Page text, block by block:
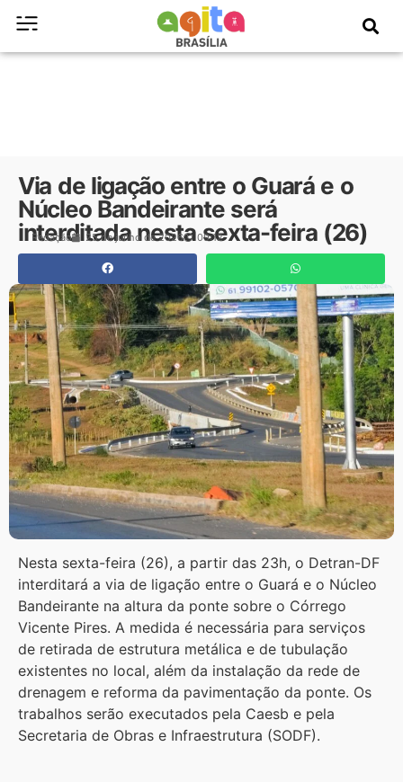
Via de ligação entre o Guará e o
Núcleo Bandeirante será
interditada nesta sexta-feira (26)
Redação 25 de junho de 2026 09:12
Nesta sexta-feira (26), a partir das 23h, o Detran-DF
interditará a via de ligação entre o Guará e o Núcleo
Bandeirante na altura da ponte sobre o Córrego
Vicente Pires. A medida é necessária para serviços
de retirada de estrutura metálica e de tubulação
existentes no local, além da instalação da rede de
drenagem e reforma da pavimentação da ponte. Os
trabalhos serão executados pela Caesb e pela
Secretaria de Obras e Infraestrutura (SODF).